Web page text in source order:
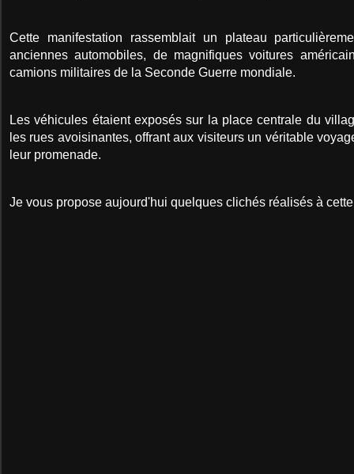
Cette manifestation rassemblait un plateau
anciennes automobiles, de magnifiques voitures
camions militaires de la Seconde Guerre mondiale.
Les véhicules étaient exposés sur la place centrale du
les rues avoisinantes, offrant aux visiteurs un véritable
leur promenade.
Je vous propose aujourd'hui quelques clichés réalisés à